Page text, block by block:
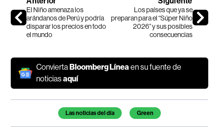
El Niño amenaza los
arándanos de Perú y podría
disparar los precios en todo
el mundo
Los países que ya se
preparan para el “Súper Niño
2026” y sus posibles
consecuencias
ConviertaBloomberg Líneaen su fuente de
noticiasaquí
Temas de este artículo
Las noticias del día Green